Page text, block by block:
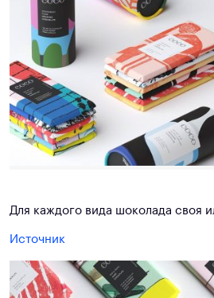
Для каждого вида шоколада своя
Источник